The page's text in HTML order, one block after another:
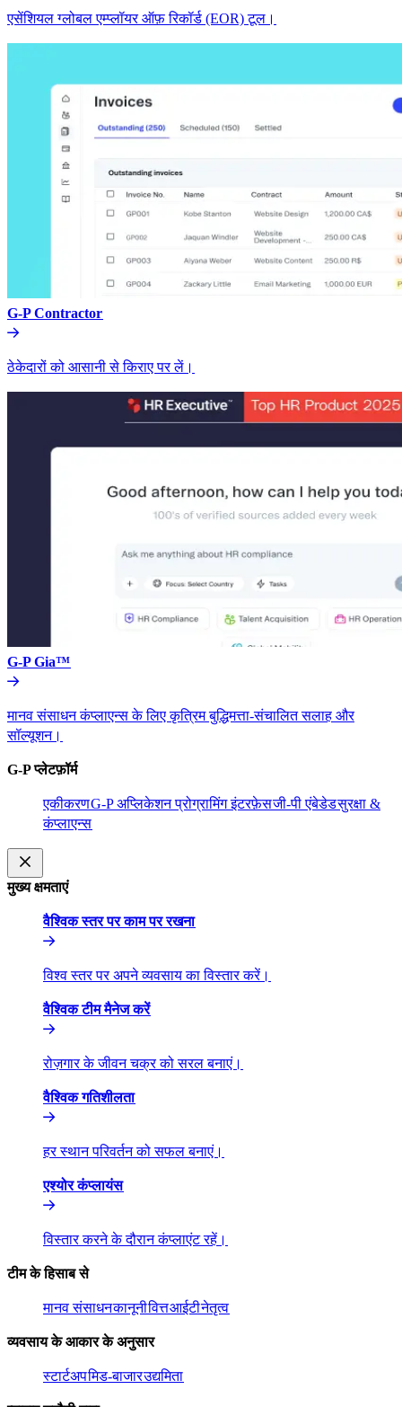
एसेंशियल ग्लोबल एम्प्लॉयर ऑफ़ रिकॉर्ड (EOR) टूल।​​
G-P Contractor​​
ठेकेदारों को आसानी से किराए पर लें।​​
G-P Gia™​​
मानव संसाधन कंप्लाएन्स के लिए कृत्रिम बुद्धिमत्ता-संचालित सलाह और
सॉल्यूशन।​​
G-P प्लेटफ़ॉर्म​​
एकीकरण​​G-P अप्लिकेशन प्रोग्रामिंग इंटरफ़ेस​​जी-पी एंबेडेड​​सुरक्षा &
कंप्लाएन्स​​
मुख्य क्षमताएं​​
वैश्विक स्तर पर काम पर रखना​​
विश्व स्तर पर अपने व्यवसाय का विस्तार करें।​​
वैश्विक टीम मैनेज करें​​
रोज़गार के जीवन चक्र को सरल बनाएं।​​
वैश्विक गतिशीलता​​
हर स्थान परिवर्तन को सफल बनाएं।​​
एश्योर कंप्लायंस​​
विस्तार करने के दौरान कंप्लाएंट रहें।​​
टीम के हिसाब से​​
मानव संसाधन​​कानूनी​​वित्त​​आईटी​​नेतृत्व​​
व्यवसाय के आकार के अनुसार​​
स्टार्टअप​​मिड-बाजार​​उद्यमिता​​